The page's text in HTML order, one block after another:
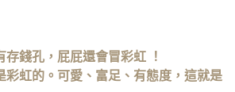
存錢孔，屁屁還會冒彩虹 ！
彩虹的。 可愛、富足、有態度，這就是